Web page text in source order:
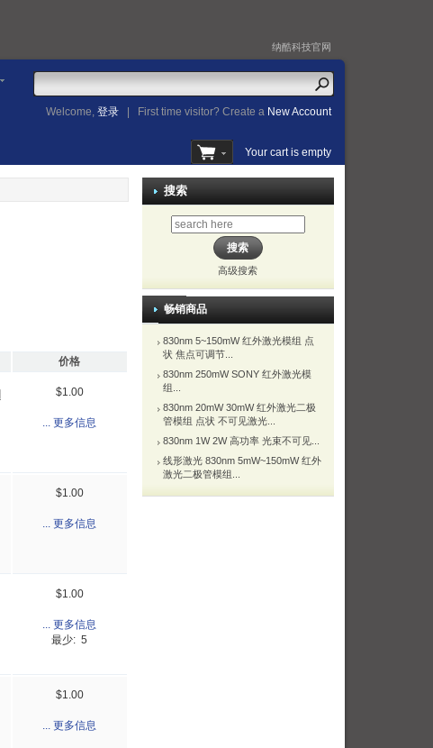
纳酷科技官网
Welcome,登录 First time visitor? Create a New Account
Your cart is empty
价格
$1.00
... 更多信息
$1.00
... 更多信息
$1.00
... 更多信息
最少: 5
$1.00
... 更多信息
搜索
高级搜索
畅销商品
830nm 5~150mW 红外激光模组 点
状 焦点可调节...
830nm 250mW SONY 红外激光模
组...
830nm 20mW 30mW 红外激光二极
管模组 点状 不可见激光...
830nm 1W 2W 高功率 光束不可见...
线形激光 830nm 5mW~150mW 红外
激光二极管模组...